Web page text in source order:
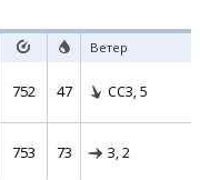
Ветер
752 47 ССЗ, 5
753 73 З, 2